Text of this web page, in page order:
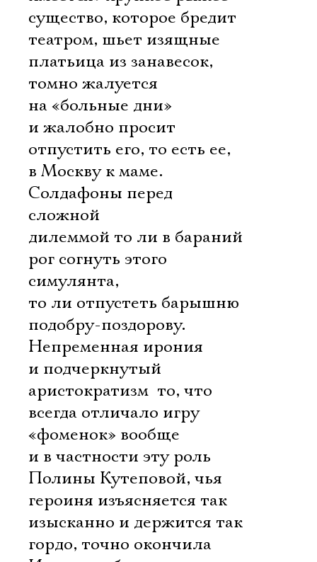
существо, которое бредит
театром, шьет изящные
платьица из занавесок,
томно жалуется
на «больные дни»
и жалобно просит
отпустить его, то есть ее,
в Москву к маме.
Солдафоны перед
сложной
дилеммой то ли в бараний
рог согнуть этого
симулянта,
то ли отпустеть барышню
подобру-поздорову.
Непременная ирония
и подчеркнутый
аристократизм  то, что
всегда отличало игру
«фоменок» вообще
и в частности эту роль
Полины Кутеповой, чья
героиня изъясняется так
изысканно и держится так
гордо, точно окончила